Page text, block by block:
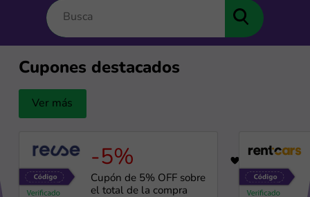
Cupones destacados
Ver más
-5%
Cupón de 5% OFF sobre
el total de la compra